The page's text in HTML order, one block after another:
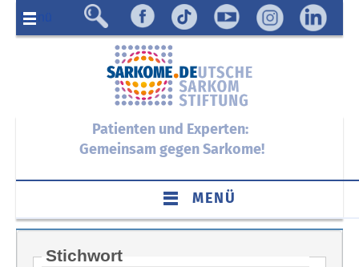
Menü
Patienten und Experten:
Gemeinsam gegen Sarkome!
MENÜ
Stichwort